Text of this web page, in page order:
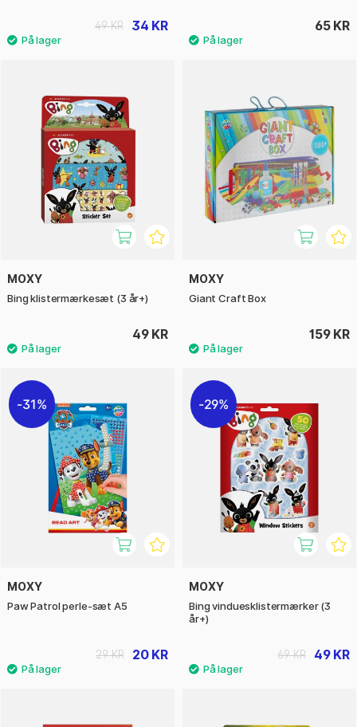
34 KR
49 KR 65 KR
MOXY
Bing klistermærkesæt (3 år+)
49 KR
MOXY
Giant Craft Box
159 KR
31%
MOXY
Paw Patrol perle-sæt A5
20 KR
29 KR
29%
MOXY
Bing vinduesklistermærker (3
år+)
49 KR
69 KR